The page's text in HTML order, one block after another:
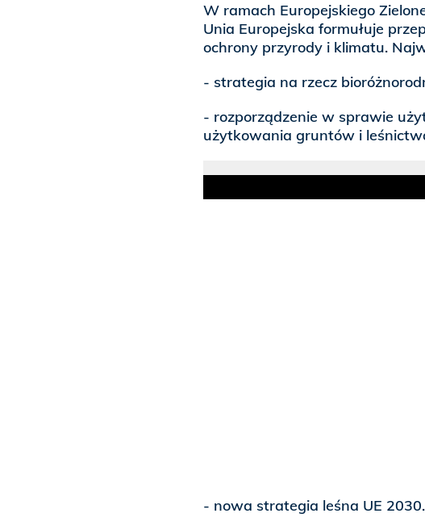
W ramach Europejskiego
Unia Europejska formułuje
ochrony przyrody i klimatu.
- strategia na rzecz
- rozporządzenie w sprawie
użytkowania gruntów i
- nowa strategia leśna UE 2030.